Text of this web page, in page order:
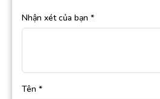
Nhận xét của bạn *
Tên *